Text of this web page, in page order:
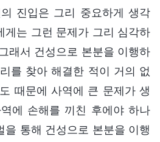
진입은 그리 중요하게 생각
게는 그런 문제가 그리 심각하
래서 건성으로 본분을 이행하
를 찾아 해결한 적이 거의 없
때문에 사역에 큰 문제가 생
역에 손해를 끼친 후에야 하나
을 통해 건성으로 본분을 이행